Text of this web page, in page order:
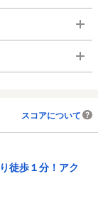
スコアについて
徒歩１分！アク